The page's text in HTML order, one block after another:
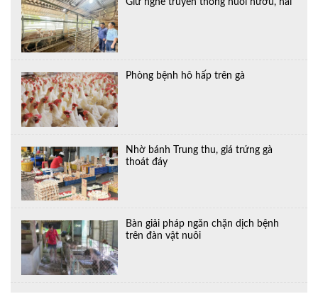
Giữ nghề truyền thống nuôi hươu, nai
Phòng bệnh hô hấp trên gà
Nhờ bánh Trung thu, giá trứng gà
thoát đáy
Bàn giải pháp ngăn chặn dịch bệnh
trên đàn vật nuôi